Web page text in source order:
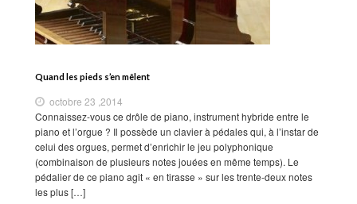
Quand les pieds s’en mêlent
octobre 23 ,2014
Connaissez-vous ce drôle de piano, instrument hybride entre le
piano et l’orgue ? Il possède un clavier à pédales qui, à l’instar de
celui des orgues, permet d’enrichir le jeu polyphonique
(combinaison de plusieurs notes jouées en même temps). Le
pédalier de ce piano agit « en tirasse » sur les trente-deux notes
les plus […]